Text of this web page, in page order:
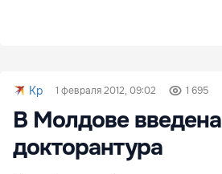
Kp 1 февраля 2012, 09:02 1 695
В Молдове введена
докторантура